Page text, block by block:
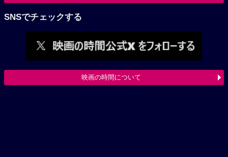
SNSでチェックする
映画の時間について